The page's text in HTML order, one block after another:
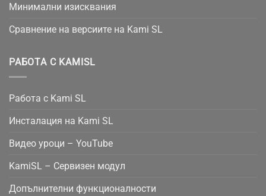
Минимални изисквания
Сравнение на версиите на Kami SL
РАБОТА С KAMISL
Работа с Kami SL
Инсталация на Kami SL
Видео уроци – YouTube
KamiSL – Сервизен модул
Допълнителни функционалности